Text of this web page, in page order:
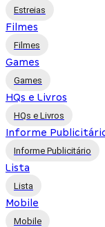
Estreias
Filmes
Filmes
Games
Games
HQs e Livros
HQs e Livros
Informe
Informe Publicitário
Lista
Lista
Mobile
Mobile